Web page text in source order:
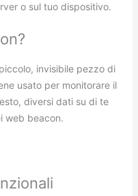
o sul tuo dispositivo.
invisibile pezzo di
usato per monitorare il
diversi dati su di te
web beacon.